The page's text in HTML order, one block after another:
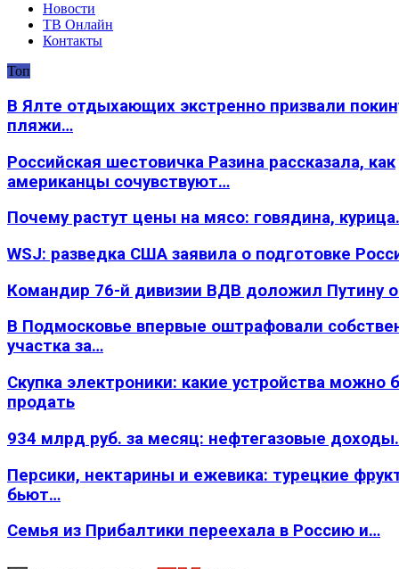
Новости
ТВ Онлайн
Контакты
Топ
В Ялте отдыхающих экстренно призвали
пляжи…
Российская шестовичка Разина рассказала, как
американцы сочувствуют…
Почему растут цены на мясо: говядина,
WSJ: разведка США заявила о подготовке
Командир 76-й дивизии ВДВ доложил Путину
В Подмосковье впервые оштрафовали
участка за…
Скупка электроники: какие устройства можно
продать
934 млрд руб. за месяц: нефтегазовые
Персики, нектарины и ежевика: турецкие
бьют…
Семья из Прибалтики переехала в Россию и…